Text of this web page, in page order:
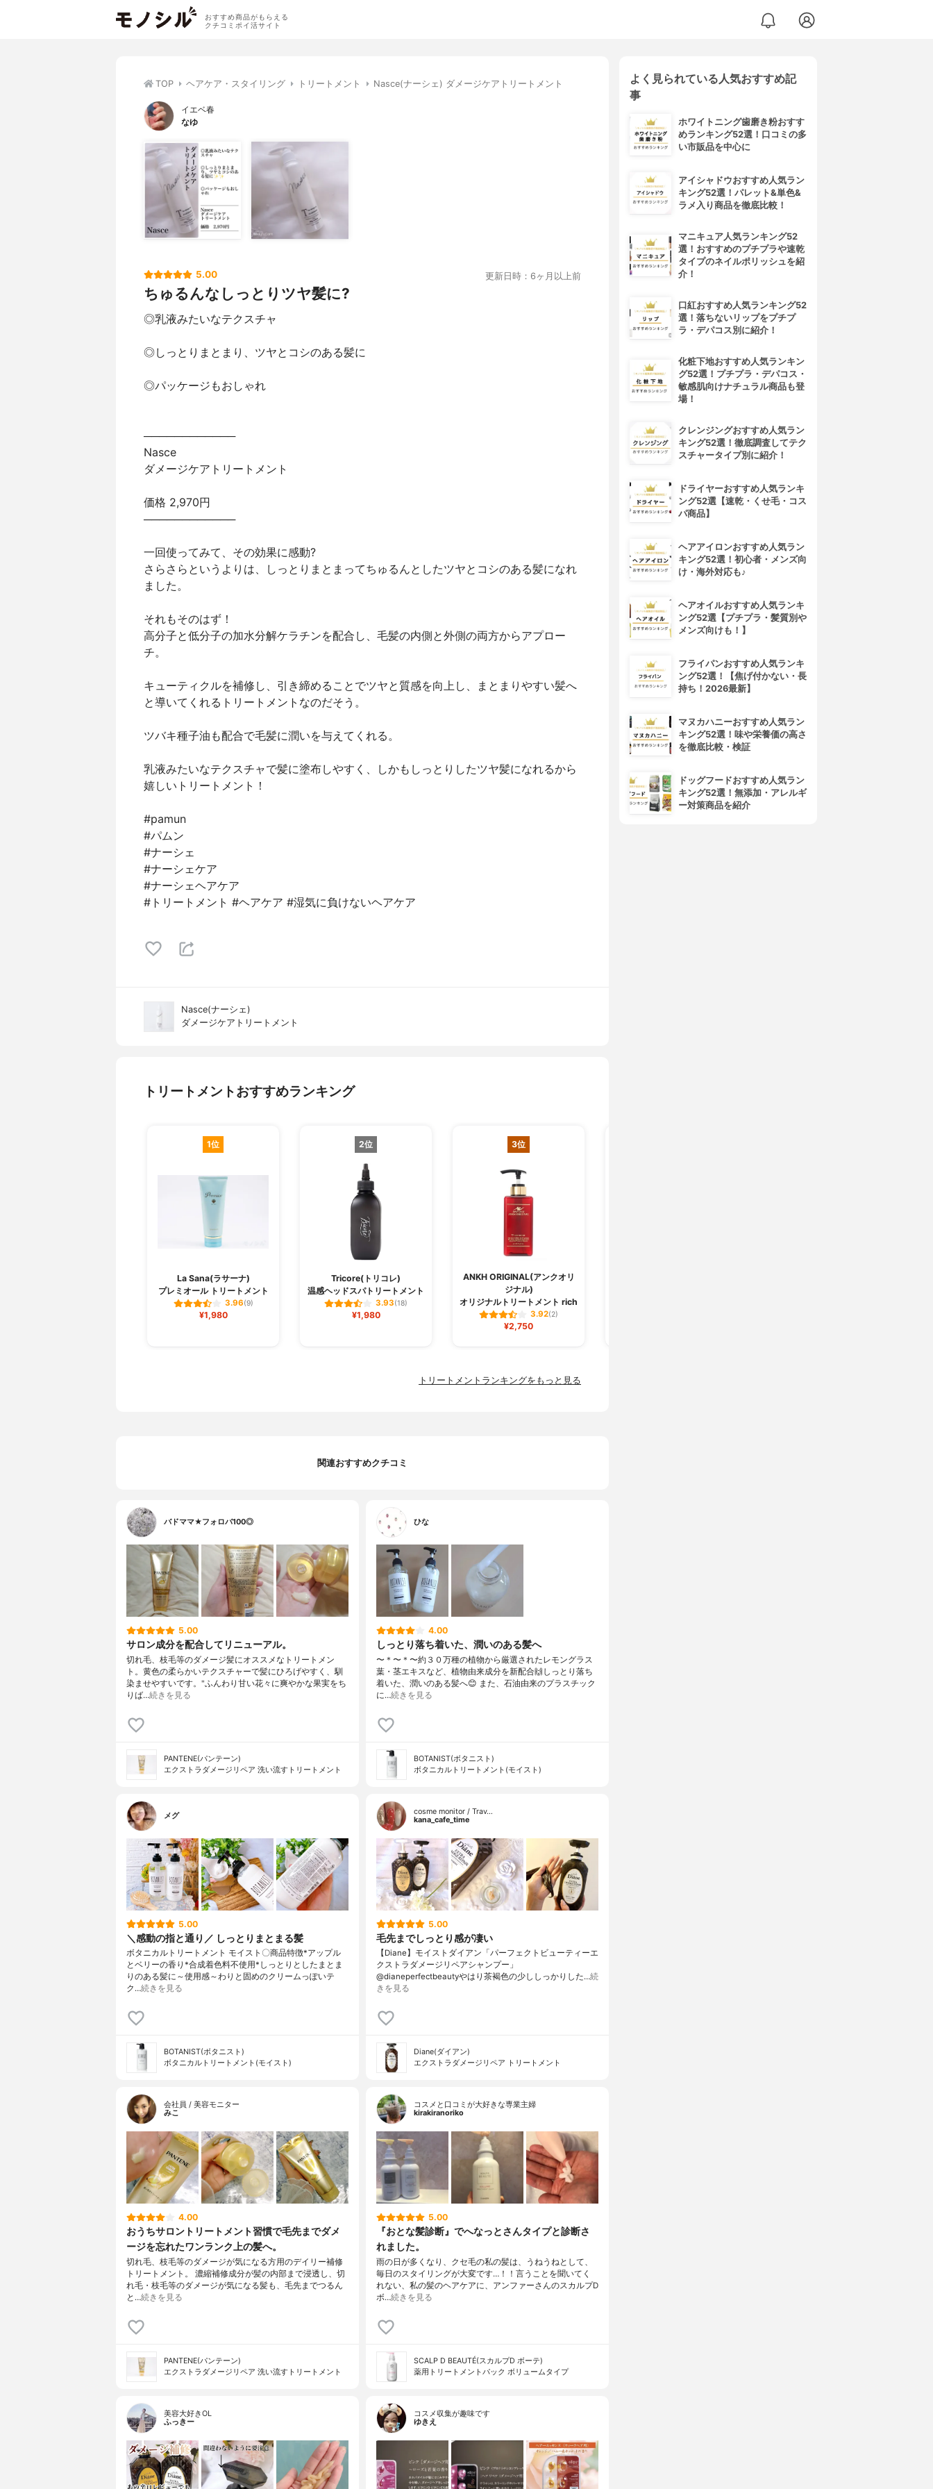
おすすめ商品がもらえる
クチコミポイ活サイト
TOP ヘアケア・スタイリング トリートメント Nasce(ナーシェ) ダメージケアトリートメント
イエベ春
なゆ
5.00 更新日時：6ヶ月以上前
ちゅるんなしっとりツヤ髪に?
◎乳液みたいなテクスチャ
◎しっとりまとまり、ツヤとコシのある髪に
◎パッケージもおしゃれ
────────────
Nasce
ダメージケアトリートメント
価格 2,970円
────────────
一回使ってみて、その効果に感動?
さらさらというよりは、しっとりまとまってちゅるんとしたツヤとコシのある髪になれ
ました。
それもそのはず！
高分子と低分子の加水分解ケラチンを配合し、毛髪の内側と外側の両方からアプロー
チ。
キューティクルを補修し、引き締めることでツヤと質感を向上し、まとまりやすい髪へ
と導いてくれるトリートメントなのだそう。
ツバキ種子油も配合で毛髪に潤いを与えてくれる。
乳液みたいなテクスチャで髪に塗布しやすく、しかもしっとりしたツヤ髪になれるから
嬉しいトリートメント！
#pamun
#パムン
#ナーシェ
#ナーシェケア
#ナーシェヘアケア
#トリートメント #ヘアケア #湿気に負けないヘアケア
Nasce(ナーシェ)
ダメージケアトリートメント
トリートメントおすすめランキング
1位
La Sana(ラサーナ)
プレミオール トリートメント
3.96(9)
¥1,980
2位
Tricore(トリコレ)
温感ヘッドスパトリートメント
3.93(18)
¥1,980
3位
ANKH ORIGINAL(アンクオリ
ジナル)
オリジナルトリートメント rich
3.92(2)
¥2,750
トリートメントランキングをもっと見る
関連おすすめクチコミ
バドママ★フォロバ100◎
5.00
サロン成分を配合してリニューアル。
切れ毛、枝毛等のダメージ髪にオススメなトリートメン
ト。黄色の柔らかいテクスチャーで髪にひろげやすく、馴
染ませやすいです。"ふんわり甘い花々に爽やかな果実をち
りば…続きを見る
PANTENE(パンテーン)
エクストラダメージリペア 洗い流すトリートメント
ひな
4.00
しっとり落ち着いた、潤いのある髪へ
〜＊〜＊〜約３０万種の植物から厳選されたレモングラス
葉・茎エキスなど、植物由来成分を新配合🙌しっとり落ち
着いた、潤いのある髪へ😊 また、石油由来のプラスチック
に…続きを見る
BOTANIST(ボタニスト)
ボタニカルトリートメント(モイスト)
メグ
5.00
＼感動の指と通り／ しっとりまとまる髪
ボタニカルトリートメント モイスト〇商品特徴*アップル
とベリーの香り*合成着色料不使用*しっとりとしたまとま
りのある髪に～使用感～わりと固めのクリームっぽいテ
ク…続きを見る
BOTANIST(ボタニスト)
ボタニカルトリートメント(モイスト)
cosme monitor / Trav…
kana_cafe_time
5.00
毛先までしっとり感が凄い
【Diane】モイストダイアン「パーフェクトビューティーエ
クストラダメージリペアシャンプー」
@dianeperfectbeautyやはり茶褐色の少ししっかりした…続
きを見る
Diane(ダイアン)
エクストラダメージリペア トリートメント
会社員 / 美容モニター
みこ
4.00
おうちサロントリートメント習慣で毛先までダメ
ージを忘れたワンランク上の髪へ。
切れ毛、枝毛等のダメージが気になる方用のデイリー補修
トリートメント。 濃縮補修成分が髪の内部まで浸透し、切
れ毛・枝毛等のダメージが気になる髪も、毛先までつるん
と…続きを見る
PANTENE(パンテーン)
エクストラダメージリペア 洗い流すトリートメント
コスメと口コミが大好きな専業主婦
kirakiranoriko
5.00
『おとな髪診断』でへなっとさんタイプと診断さ
れました。
雨の日が多くなり、クセ毛の私の髪は、うねうねとして、
毎日のスタイリングが大変です…！！言うことを聞いてく
れない、私の髪のヘアケアに、アンファーさんのスカルプD
ボ…続きを見る
SCALP D BEAUTÉ(スカルプD ボーテ)
薬用トリートメントパック ボリュームタイプ
美容大好きOL
ふっきー
コスメ収集が趣味です
ゆきえ
よく見られている人気おすすめ記
事
ホワイトニング歯磨き粉おすす
めランキング52選！口コミの多
い市販品を中心に
アイシャドウおすすめ人気ラン
キング52選！パレット&単色&
ラメ入り商品を徹底比較！
マニキュア人気ランキング52
選！おすすめのプチプラや速乾
タイプのネイルポリッシュを紹
介！
口紅おすすめ人気ランキング52
選！落ちないリップをプチプ
ラ・デパコス別に紹介！
化粧下地おすすめ人気ランキン
グ52選！プチプラ・デパコス・
敏感肌向けナチュラル商品も登
場！
クレンジングおすすめ人気ラン
キング52選！徹底調査してテク
スチャータイプ別に紹介！
ドライヤーおすすめ人気ランキ
ング52選【速乾・くせ毛・コス
パ商品】
ヘアアイロンおすすめ人気ラン
キング52選！初心者・メンズ向
け・海外対応も♪
ヘアオイルおすすめ人気ランキ
ング52選【プチプラ・髪質別や
メンズ向けも！】
フライパンおすすめ人気ランキ
ング52選！【焦げ付かない・長
持ち！2026最新】
マヌカハニーおすすめ人気ラン
キング52選！味や栄養価の高さ
を徹底比較・検証
ドッグフードおすすめ人気ラン
キング52選！無添加・アレルギ
ー対策商品を紹介